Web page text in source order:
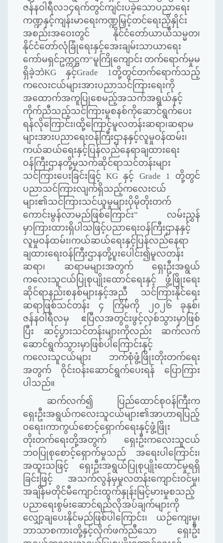
ဇန်နဝါရီလ၁၄ရက်တွင်ကျင်းပခဲ့သောပညာရေး
ကဏ္ဍနှင့်ကျန်းမာရေးကဏ္ဍမြှင့်တင်ရေးညှိနှိုင်း
အစည်းအဝေးတွင် နိုင်ငံတော်ယာယီသမ္မတ၊
နိုင်ငံတော်လုံခြုံရေးနှင့်အေးချမ်းသာယာရေး
ကော်မရှင်ဥက္ကဋ္ဌက“မူကြိုကျောင်း တက်ရောက်မှုမ
ရှိခဲ့ဘဲKG နှင့်Grade 1တို့တွင်တက်ရောက်သည့်
ကလေးငယ်များအားပညာသင်ကြားရေးကို
အထောက်အကူပြုစေမည့်အသက်အရွယ်နှင့်
ကိုက်ညီသည့်သင်ကြားမှုစနစ်ကိုဆောင်ရွက်ပေး
ရန်လိုကြောင်း၊ထို့ကြောင့်မူလတန်းဆရာ၊ဆရာမ
များအားပညာရေးဝန်ကြီးဌာနနှင့်လူမှုဝန်ထမ်း၊
ကယ်ဆယ်ရေးနှင့်ပြန်လည်နေရာချထားရေး
ဝန်ကြီးဌာနတို့မှသက်ဆိုင်ရာသင်တန်းများ
သင်ကြားပေးခြင်းဖြင့်KGနှင့် Grade 1 တို့တွင်
ပညာသင်ကြားလျက်ရှိသည့်ကလေးငယ်
များ၏သင်ကြားသင်ယူမှုများပိုမိုတိုးတက်
ကောင်းမွန်လာမည်ဖြစ်ကြောင်း” လမ်းညွှန်
မှာကြားထားရှိပါသဖြင့်ပညာရေးဝန်ကြီးဌာနနှင့်
လူမှုဝန်ထမ်း၊ကယ်ဆယ်ရေးနှင့်ပြန်လည်နေရာ
ချထားရေးဝန်ကြီးဌာနတို့ပူးပေါင်း၍မူလတန်း
ဆရာ၊ ဆရာမများအတွက် ရှေးဦးအရွယ်
ကလေးသူငယ်ပြုစုပျိုးထောင်ရေးနှင့် ဖွံ့ဖြိုးရေး
ဆိုင်ရာနည်းစနစ်များနှင့်အညီ သင်ကြားနိုင်ရေး
ဆရာဖြစ်သင်တန်း ၄ ကြိမ်ကို ၂၀၂၆ ခုနှစ်၊
ဇန်နဝါရီလမှ ဧပြီလအတွင်းဖွင့်လှစ်သွားမှာဖြစ်
ပြီး ဆင့်ပွားသင်တန်းများကိုလည်း ဆက်လက်
ဆောင်ရွက်သွားမှာဖြစ်ပါကြောင်းနှင့်
ကလေးသူငယ်များ ဘက်စုံဖွံ့ဖြိုးတိုးတက်ရေး
အတွက် ဝိုင်းဝန်းဆောင်ရွက်ပေးရန် ပြောကြား
ပါသည်။
ဆက်လက်၍ ပြည်ထောင်စုဝန်ကြီးက
ရှေးဦးအရွယ်ကလေးသူငယ်များ၏အာဟာရပြည့်
ဝရေး၊ကာကွယ်စောင့်ရှောက်ရေးနှင့်ဖွံ့ဖြိုး
တိုးတက်ရေးတို့အတွက် ရှေးဦးကလေးသူငယ်
ဘဝပြုစုစောင့်ရှောက်မှုသည် အရေးပါကြောင်း၊
အထူးသဖြင့် ရှေးဦးအရွယ်ပြုစုပျိုးထောင်မှုရရှိ
ခြင်းဖြင့် အသက်လွန်မှမူလတန်းကျောင်းဝင်မှု၊
အချိန်မတိုင်မီကျောင်းထွက်နှုန်းမြင့်မားမှုစသည့်
ပညာရေးစွမ်းဆောင်ရည်လိုအပ်ချက်များကို
လျှော့ချပေးနိုင်မည်ဖြစ်ပါကြောင်း၊ ယဉ်ကျေးမှု၊
ဘာသာစကားတို့နှင့်လိုက်ဖက်ညီသော ရှေးဦး